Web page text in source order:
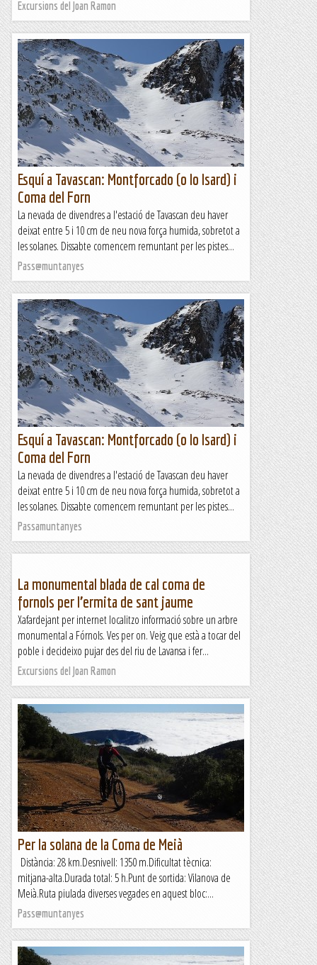
Excursions del Joan Ramon
Esquí a Tavascan: Montforcado (o lo Isard) i
Coma del Forn
La nevada de divendres a l'estació de Tavascan deu haver
deixat entre 5 i 10 cm de neu nova força humida, sobretot a
les solanes. Dissabte comencem remuntant per les pistes...
Pass@muntanyes
Esquí a Tavascan: Montforcado (o lo Isard) i
Coma del Forn
La nevada de divendres a l'estació de Tavascan deu haver
deixat entre 5 i 10 cm de neu nova força humida, sobretot a
les solanes. Dissabte comencem remuntant per les pistes...
Passamuntanyes
La monumental blada de cal coma de
fornols per l’ermita de sant jaume
Xafardejant per internet localitzo informació sobre un arbre
monumental a Fórnols. Ves per on. Veig que està a tocar del
poble i decideixo pujar des del riu de Lavansa i fer...
Excursions del Joan Ramon
Per la solana de la Coma de Meià
Distància: 28 km.Desnivell: 1350 m.Dificultat tècnica:
mitjana-alta.Durada total: 5 h.Punt de sortida: Vilanova de
Meià.Ruta piulada diverses vegades en aquest bloc:...
Pass@muntanyes